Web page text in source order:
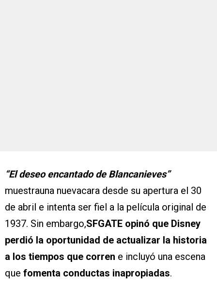
“El deseo encantado de Blancanieves”
muestrauna nuevacara desde su apertura el 30
de abril e intenta ser fiel a la película original de
1937. Sin embargo,SFGATE opinó que Disney
perdió la oportunidad de actualizar la historia
a los tiempos que corren e incluyó una escena
que fomenta conductas inapropiadas.